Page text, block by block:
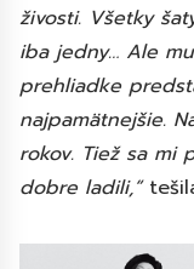
živosti. Všetky
iba jedny… Ale
prehliadke
najpamätnejšie.
rokov. Tiež sa mi
dobre ladili,“